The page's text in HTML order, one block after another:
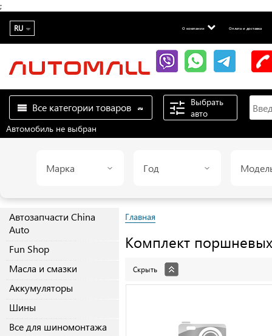
;
RU О компании Оплата и доставка
Все категории товаров
Выбрать
авто
Автомобиль не выбран
Марка Год
Автозапчасти China
Auto
Fun Shop
Масла и смазки
Аккумуляторы
Шины
Все для шиномонтажа
Главная
Комплект
Скрыть